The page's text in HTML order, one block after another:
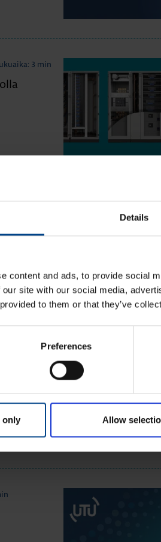
Details
content and ads, to provide social
site with our social media,
to them or that they’ve
Preferences
only Allow
3 min